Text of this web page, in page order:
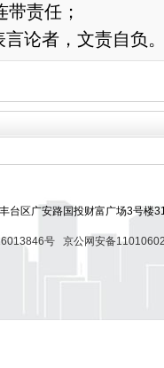
责任；
论者，文责自负
台区广安路国投财富广场3号楼
号 京公网安备